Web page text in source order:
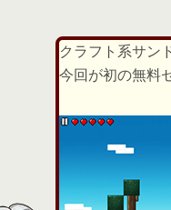
クラフト系サン
今回が初の無料